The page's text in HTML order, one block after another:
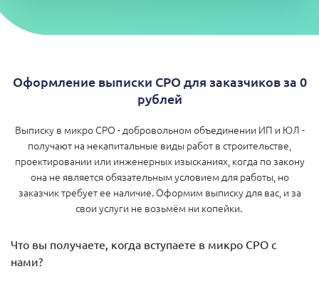
Оформление выписки СРО для заказчиков за 0
рублей
Выписку в микро СРО - добровольном объединении ИП и ЮЛ -
получают на некапитальные виды работ в строительстве,
проектировании или инженерных изысканиях, когда по закону
она не является обязательным условием для работы, но
заказчик требует ее наличие. Оформим выписку для вас, и за
свои услуги не возьмём ни копейки.
Что вы получаете, когда вступаете в микро СРО с
нами?